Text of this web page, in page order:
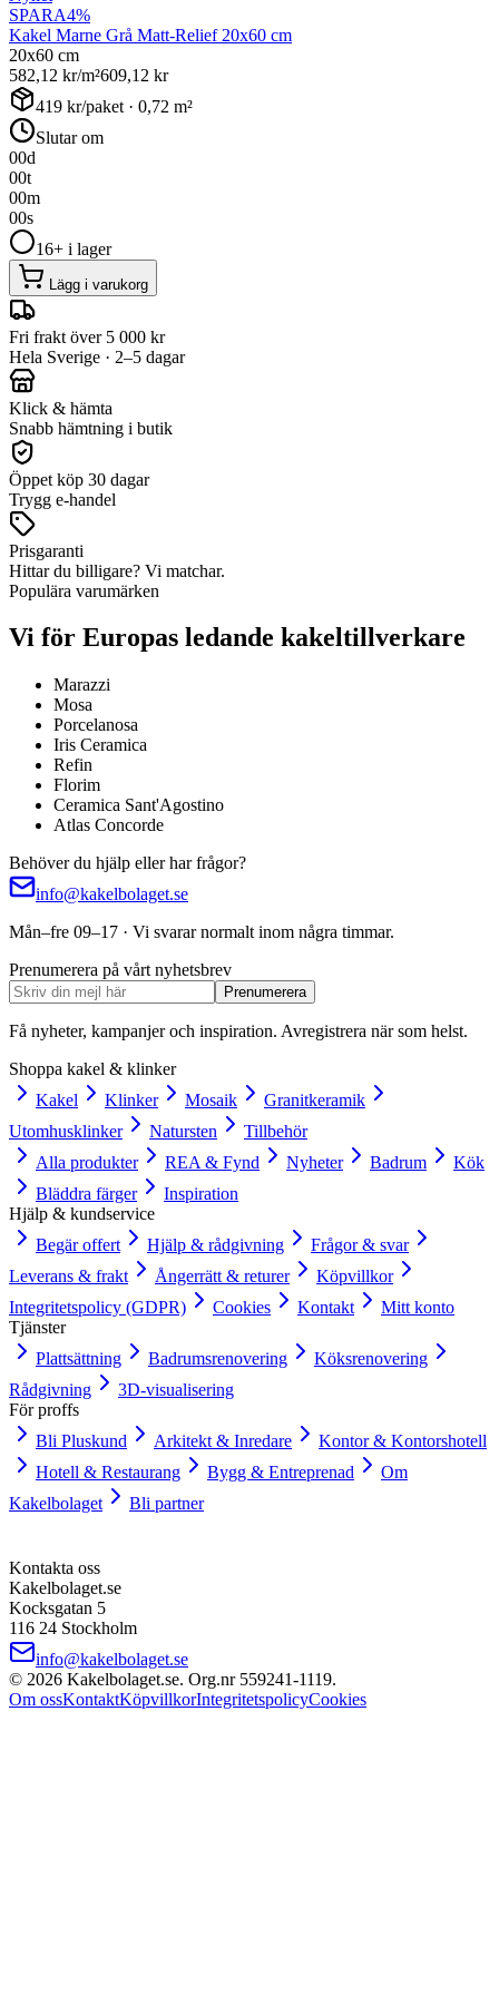
SPARA4%
Kakel Marne Grå Matt-Relief 20x60 cm
20x60 cm
582,12 kr/m²609,12 kr
419 kr/paket · 0,72 m²
Slutar om
00d
00t
00m
00s
16+ i lager
Lägg i varukorg
Fri frakt över 5 000 kr
Hela Sverige · 2–5 dagar
Klick & hämta
Snabb hämtning i butik
Öppet köp 30 dagar
Trygg e-handel
Prisgaranti
Hittar du billigare? Vi matchar.
Populära varumärken
Vi för Europas ledande kakeltillverkare
Marazzi
Mosa
Porcelanosa
Iris Ceramica
Refin
Florim
Ceramica Sant'Agostino
Atlas Concorde
Behöver du hjälp eller har frågor?
info@kakelbolaget.se
Mån–fre 09–17 · Vi svarar normalt inom några timmar.
Prenumerera på vårt nyhetsbrev
Prenumerera
Få nyheter, kampanjer och inspiration. Avregistrera när som helst.
Shoppa kakel & klinker
Kakel
Klinker Mosaik
Granitkeramik
Utomhusklinker
Natursten
Tillbehör
Alla produkter
REA & Fynd Nyheter Badrum
Kök
Bläddra färger
Inspiration
Hjälp & kundservice
Begär offert
Hjälp & rådgivning
Frågor & svar
Leverans & frakt
Ångerrätt & returer
Köpvillkor
Integritetspolicy (GDPR)
Cookies Kontakt
Mitt konto
Tjänster
Plattsättning
Badrumsrenovering
Köksrenovering
Rådgivning
3D-visualisering
För proffs
Bli Pluskund
Arkitekt & Inredare
Kontor & Kontorshotell
Hotell & Restaurang
Bygg & Entreprenad
Om
Kakelbolaget
Bli partner
Kontakta oss
Kakelbolaget.se
Kocksgatan 5
116 24 Stockholm
info@kakelbolaget.se
© 2026 Kakelbolaget.se. Org.nr 559241‑1119.
Om ossKontaktKöpvillkorIntegritetspolicyCookies